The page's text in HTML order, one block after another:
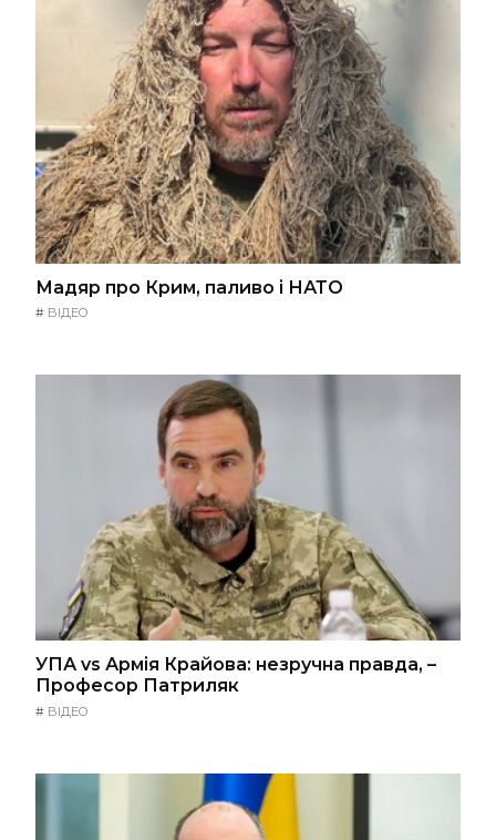
Мадяр про Крим, паливо і НАТО
# ВІДЕО
УПА vs Армія Крайова: незручна правда, –
Професор Патриляк
# ВІДЕО